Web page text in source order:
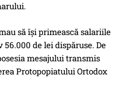
să își primească salariile
de lei dispăruse. De
mesajului transmis
Protopopiatului Ortodox